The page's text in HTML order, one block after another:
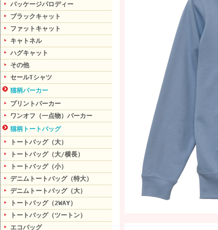
パッケージパロディー
ブラックキャット
ファットキャット
キャトネル
ハグキャット
その他
セールTシャツ
猫柄パーカー
プリントパーカー
ワンオフ（一点物）パーカー
猫柄トートバッグ
トートバッグ（大）
トートバッグ（大/横長）
トートバッグ（小）
デニムトートバッグ（特大）
デニムトートバッグ（大）
トートバッグ（2WAY）
トートバッグ（ツートン）
エコバッグ